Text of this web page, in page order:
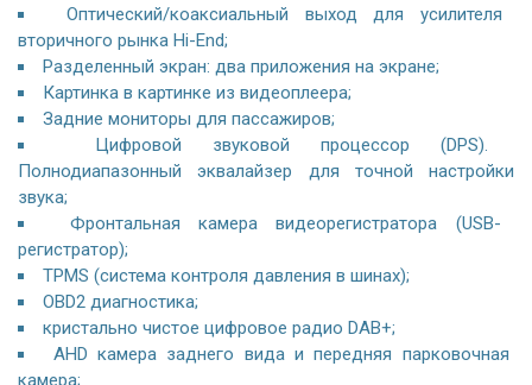
Оптический/коаксиальный выход для усилителя
вторичного рынка Hi-End;
Разделенный экран: два приложения на экране;
Картинка в картинке из видеоплеера;
Задние мониторы для пассажиров;
Цифровой звуковой процессор (DPS).
Полнодиапазонный эквалайзер для точной настройки
звука;
Фронтальная камера видеорегистратора (USB-
регистратор);
TPMS (система контроля давления в шинах);
OBD2 диагностика;
кристально чистое цифровое радио DAB+;
AHD камера заднего вида и передняя парковочная
камера;